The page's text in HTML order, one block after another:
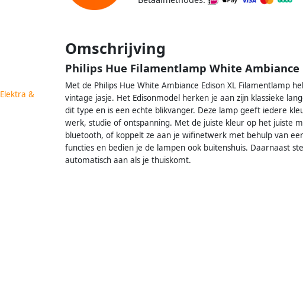
Elektra &
Omschrijving
Philips Hue Filamentlamp White Ambiance
Met de Philips Hue White Ambiance Edison XL Filamentlamp
vintage jasje. Het Edisonmodel herken je aan zijn klassieke
dit type en is een echte blikvanger. Deze lamp geeft iedere
werk, studie of ontspanning. Met de juiste kleur op het juiste
bluetooth, of koppelt ze aan je wifinetwerk met behulp van
functies en bedien je de lampen ook buitenshuis. Daarnaast
automatisch aan als je thuiskomt.